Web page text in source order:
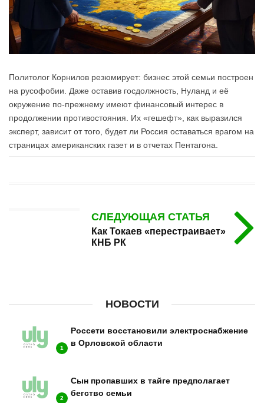
Политолог Корнилов резюмирует: бизнес этой семьи построен
на русофобии. Даже оставив госдолжность, Нуланд и её
окружение по-прежнему имеют финансовый интерес в
продолжении противостояния. Их «гешефт», как выразился
эксперт, зависит от того, будет ли Россия оставаться врагом на
страницах американских газет и в отчетах Пентагона.
СЛЕДУЮЩАЯ СТАТЬЯ
Как Токаев «перестраивает»
КНБ РК
НОВОСТИ
1
Россети восстановили электроснабжение
в Орловской области
2
Сын пропавших в тайге предполагает
бегство семьи